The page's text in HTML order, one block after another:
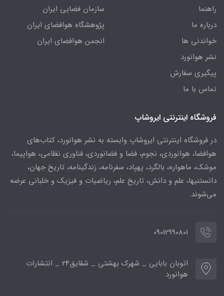
راهنما
درباره ما
خواندنی ها
نشر هوانورد
پیگیری سفارش
تماس با ما
سازمان فضایی ایران
پژوهشگاه هوافضای ایران
انجمن هوافضای ایران
فروشگاه اینترنتی ایروشاپ
در فروشگاه اینترنتی ایروشاپ وابسته به نشر هوانورد، کتاب‌های
هوافضا، هوانوردی، نجوم، فضا و فضانوردی، فناوری نظامی، هواپیما،
موشک، ماهواره، بالگرد، پهپاد، سفرنامه، زندگینامه، تاریخ جهان،
دانستنیها، علم و دانش، تاریخ علم، ریاضیات و فیزیک و خلبانی عرضه
می‌شوند.
09012990801
اتوبان بابایی _ شهرک بهشتی _ شقایق24 _ انتشارات
هوانورد